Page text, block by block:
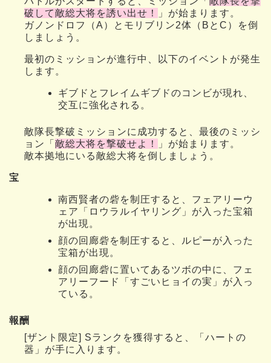
破して敵総大将を誘い出せ！
」が始まります。
ガノンドロフ（A）とモリブリン2体（BとC）を倒
しましょう。
最初のミッションが進行中、以下のイベントが発生
します。
ギブドとフレイムギブドのコンビが現れ、
交互に強化される。
敵隊長撃破ミッションに成功すると、最後のミッシ
ョン「 敵総大将を撃破せよ！
」が始まります。
敵本拠地にいる敵総大将を倒しましょう。
宝
南西賢者の砦を制圧すると、フェアリーウ
ェア「ロウラルイヤリング」が入った宝箱
が出現。
顔の回廊砦を制圧すると、ルピーが入った
宝箱が出現。
顔の回廊砦に置いてあるツボの中に、フェ
アリーフード「すごいヒョイの実」が入っ
ている。
報酬
[ザント限定] Sランクを獲得すると、「ハートの
器」が手に入ります。